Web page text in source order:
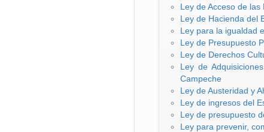
Ley de Acceso de
Ley de Hacienda del
Ley para la igualdad
Ley de Presupuesto
Ley de Derechos
Ley de
Campeche
Ley de Austeridad y
Ley de ingresos del
Ley de presupuesto
Ley para prevenir,